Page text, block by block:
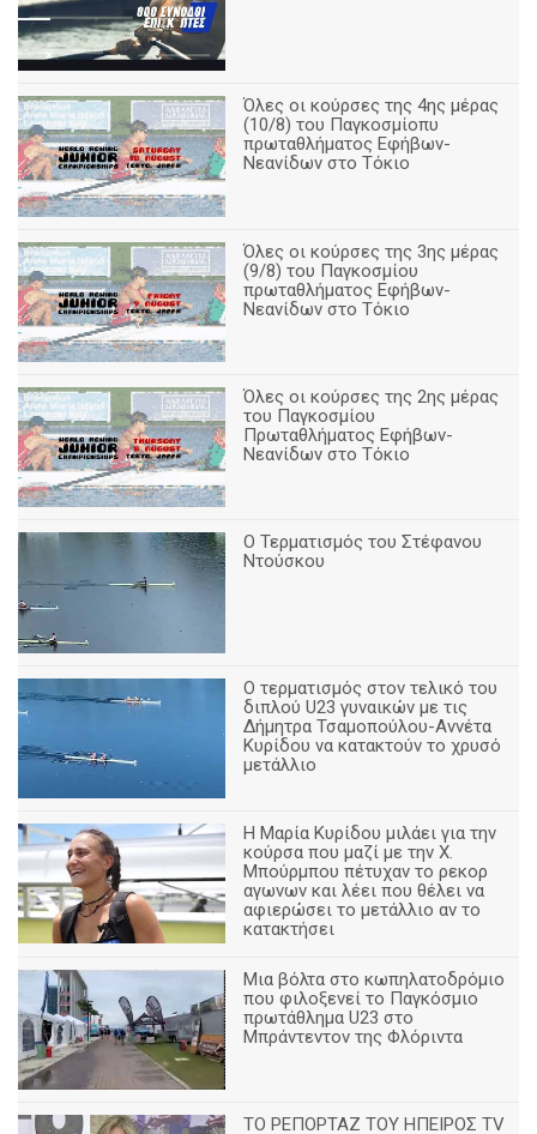
Όλες οι κούρσες της 4ης μέρας
(10/8) του Παγκοσμίοπυ
πρωταθλήματος Εφήβων-
Νεανίδων στο Τόκιο
Όλες οι κούρσες της 3ης μέρας
(9/8) του Παγκοσμίου
πρωταθλήματος Εφήβων-
Νεανίδων στο Τόκιο
Όλες οι κούρσες της 2ης μέρας
του Παγκοσμίου
Πρωταθλήματος Εφήβων-
Νεανίδων στο Τόκιο
Ο Τερματισμός του Στέφανου
Ντούσκου
Ο τερματισμός στον τελικό του
διπλού U23 γυναικών με τις
Δήμητρα Τσαμοπούλου-Αννέτα
Κυρίδου να κατακτούν το χρυσό
μετάλλιο
Η Μαρία Κυρίδου μιλάει για την
κούρσα που μαζί με την Χ.
Μπούρμπου πέτυχαν το ρεκορ
αγωνων και λέει που θέλει να
αφιερώσει το μετάλλιο αν το
κατακτήσει
Μια βόλτα στο κωπηλατοδρόμιο
που φιλοξενεί το Παγκόσμιο
πρωτάθλημα U23 στο
Μπράντεντον της Φλόριντα
ΤΟ ΡΕΠΟΡΤΑΖ ΤΟΥ ΗΠΕΙΡΟΣ TV